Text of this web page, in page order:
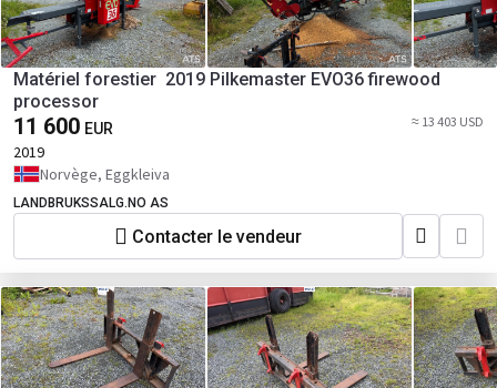
Matériel forestier 2019 Pilkemaster EVO36 firewood
processor
11 600 EUR ≈ 13 403 USD
2019
Norvège, Eggkleiva
LANDBRUKSSALG.NO AS
Contacter le vendeur